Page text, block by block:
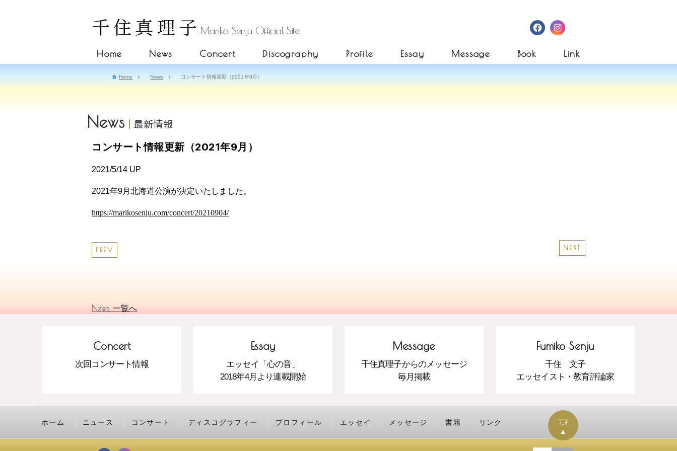
千住真理子 Mariko Senju Official Site FacebookInstagram
Home News Concert Discography Profile Essay Message Book Link
Home News コンサート情報更新（2021年9月）
News 最新情報
コンサート情報更新（2021年9月）
2021/5/14 UP
2021年9月北海道公演が決定いたしました。
https://marikosenju.com/concert/20210904/
PREV NEXT
News 一覧へ
Concert
次回コンサート情報
Essay
エッセイ「心の音」
2018年4月より連載開始
Message
千住真理子からのメッセージ
毎月掲載
Fumiko Senju
千住 文子
エッセイスト・教育評論家
ホーム ニュース コンサート ディスコグラフィー プロフィール エッセイ メッセージ 書籍 リンク
TOP
▲